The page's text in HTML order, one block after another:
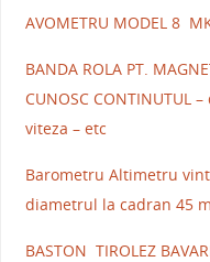
AVOMETRU MODEL 8
BANDA ROLA PT.
CUNOSC CONTINUTUL
viteza – etc
Barometru Altimetru
diametrul la cadran 45
BASTON TIROLEZ